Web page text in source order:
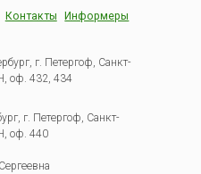
Контакты Информеры
г. Петергоф, Санкт-
оф. 432, 434
г. Петергоф, Санкт-
оф. 440